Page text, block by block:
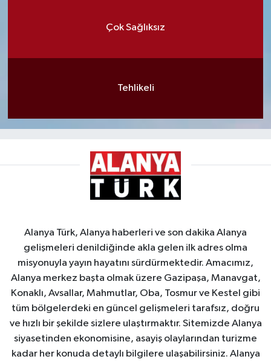
Çok Sağlıksız
Tehlikeli
Alanya Türk, Alanya haberleri ve son dakika Alanya
gelişmeleri denildiğinde akla gelen ilk adres olma
misyonuyla yayın hayatını sürdürmektedir. Amacımız,
Alanya merkez başta olmak üzere Gazipaşa, Manavgat,
Konaklı, Avsallar, Mahmutlar, Oba, Tosmur ve Kestel gibi
tüm bölgelerdeki en güncel gelişmeleri tarafsız, doğru
ve hızlı bir şekilde sizlere ulaştırmaktır. Sitemizde Alanya
siyasetinden ekonomisine, asayiş olaylarından turizme
kadar her konuda detaylı bilgilere ulaşabilirsiniz. Alanya